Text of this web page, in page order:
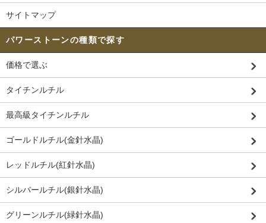
サイトマップ
パワーストーンの種類で探す
価格で選ぶ
タイチンルチル
最高級タイチンルチル
ゴールドルチル(金針水晶)
レッドルチル(紅針水晶)
シルバールチル(銀針水晶)
グリーンルチル(緑針水晶)